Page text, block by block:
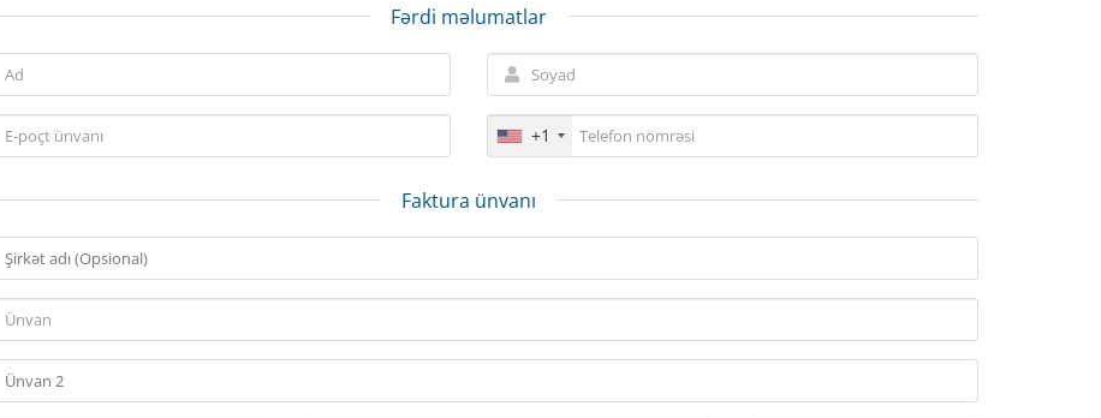
Fərdi məlumatlar
+1
Faktura ünvanı